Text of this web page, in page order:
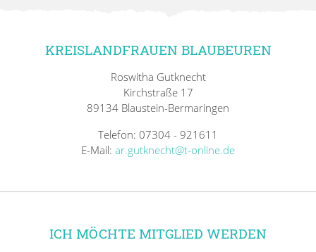
KREISLANDFRAUEN BLAUBEUREN
Roswitha Gutknecht
Kirchstraße 17
89134 Blaustein-Bermaringen
Telefon: 07304 - 921611
E-Mail: ar.gutknecht@t-online.de
ICH MÖCHTE MITGLIED WERDEN